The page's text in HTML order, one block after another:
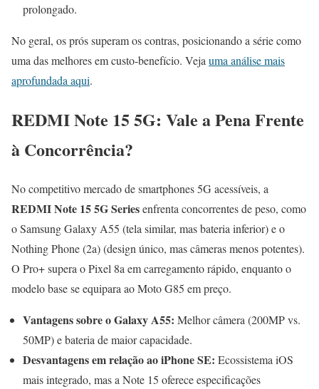
prolongado.
No geral, os prós superam os contras, posicionando a série como
uma das melhores em custo-benefício. Veja uma análise mais
aprofundada aqui.
REDMI Note 15 5G: Vale a Pena Frente
à Concorrência?
No competitivo mercado de smartphones 5G acessíveis, a
REDMI Note 15 5G Seriesenfrenta concorrentes de peso, como
o Samsung Galaxy A55 (tela similar, mas bateria inferior) e o
Nothing Phone (2a) (design único, mas câmeras menos potentes).
O Pro+ supera o Pixel 8a em carregamento rápido, enquanto o
modelo base se equipara ao Moto G85 em preço.
Vantagens sobre o Galaxy A55: Melhor câmera (200MP vs.
50MP) e bateria de maior capacidade.
Desvantagens em relação ao iPhone SE: Ecossistema iOS
mais integrado, mas a Note 15 oferece especificações